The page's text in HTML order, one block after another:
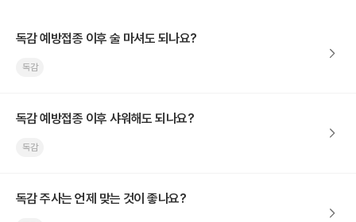
독감 예방접종 이후 술 마셔도 되나요?
독감
독감 예방접종 이후 샤워해도 되나요?
독감
독감 주사는 언제 맞는 것이 좋나요?